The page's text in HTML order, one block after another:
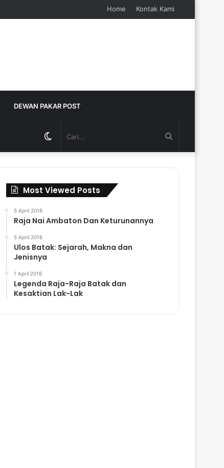
Home Kontak Kami
DEWAN PAKAR POST
Switch
skin
Most Viewed Posts
5 April 2016
Raja Nai Ambaton Dan Keturunannya
5 April 2016
Ulos Batak: Sejarah, Makna dan
Jenisnya
1 April 2016
Legenda Raja-Raja Batak dan
Kesaktian Lak-Lak